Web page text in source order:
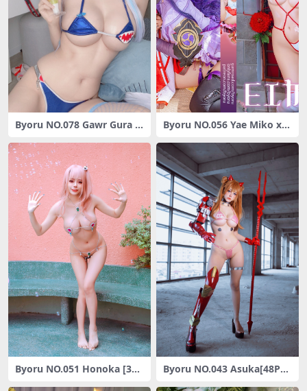
Byoru NO.078 Gawr Gura 2
Byoru NO.056 Yae Miko x R
Byoru NO.051 Honoka [30P
Byoru NO.043 Asuka[48P10